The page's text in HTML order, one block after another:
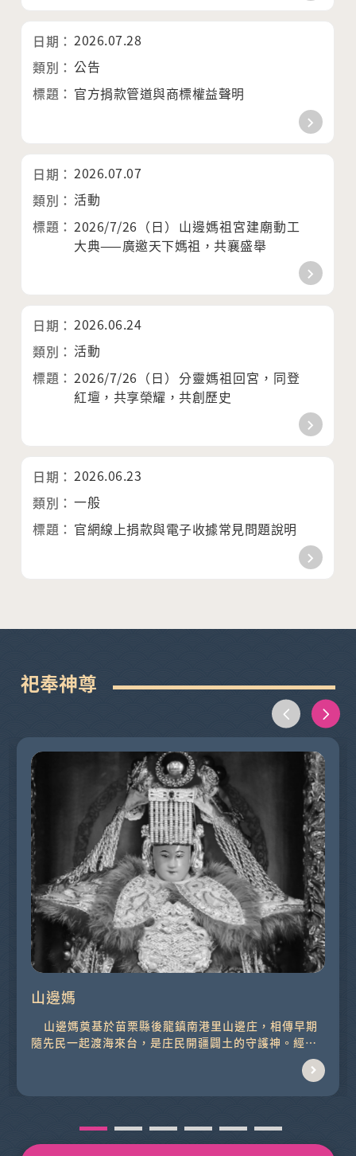
2026.07.28
公告
官方捐款管道與商標權益聲明
2026.07.07
活動
2026/7/26（日）山邊媽祖宮建廟動工
大典——廣邀天下媽祖，共襄盛舉
2026.06.24
活動
2026/7/26（日）分靈媽祖回宮，同登
紅壇，共享榮耀，共創歷史
2026.06.23
一般
官網線上捐款與電子收據常見問題說明
祀奉神尊
山邊媽
隨先民一起渡海來台，是庄民開疆闢土的守護神。經